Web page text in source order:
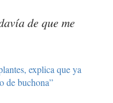
de que me
explica que ya
de buchona”